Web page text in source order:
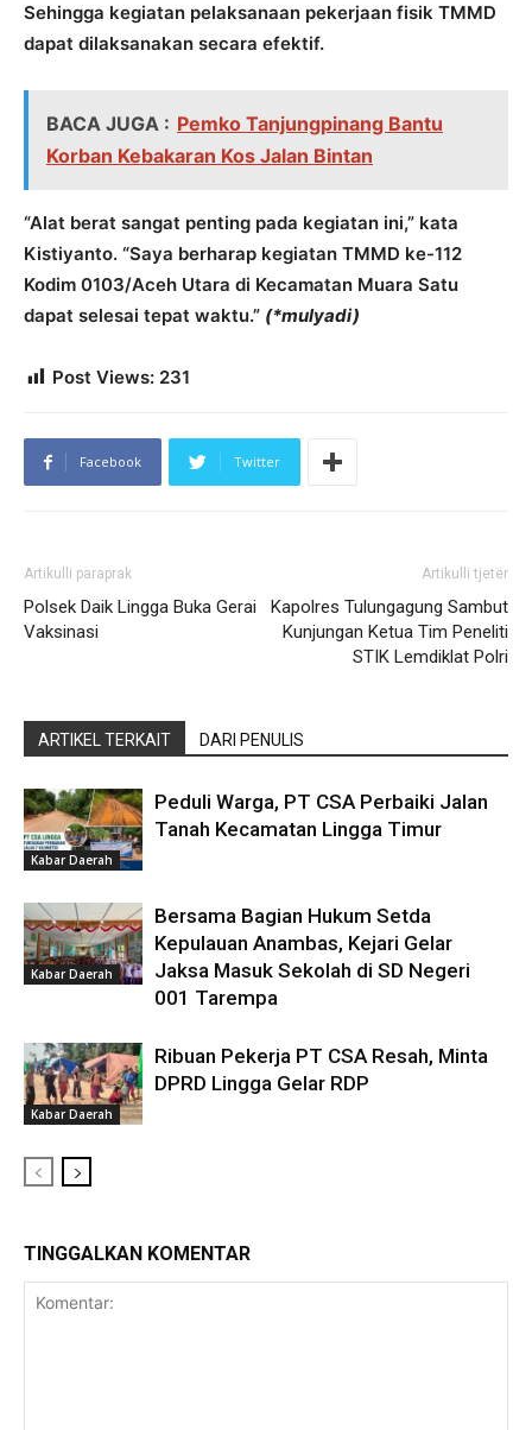
Sehingga kegiatan pelaksanaan pekerjaan fisik TMMD
dapat dilaksanakan secara efektif.
BACA JUGA : Pemko Tanjungpinang Bantu
Korban Kebakaran Kos Jalan Bintan
“Alat berat sangat penting pada kegiatan ini,” kata
Kistiyanto. “Saya berharap kegiatan TMMD ke-112
Kodim 0103/Aceh Utara di Kecamatan Muara Satu
dapat selesai tepat waktu.” (*mulyadi)
Post Views: 231
Facebook Twitter
Artikulli paraprak
Polsek Daik Lingga Buka Gerai
Vaksinasi
Artikulli tjetër
Kapolres Tulungagung Sambut
Kunjungan Ketua Tim Peneliti
STIK Lemdiklat Polri
ARTIKEL TERKAIT DARI PENULIS
Kabar Daerah
Peduli Warga, PT CSA Perbaiki Jalan
Tanah Kecamatan Lingga Timur
Kabar Daerah
Bersama Bagian Hukum Setda
Kepulauan Anambas, Kejari Gelar
Jaksa Masuk Sekolah di SD Negeri
001 Tarempa
Kabar Daerah
Ribuan Pekerja PT CSA Resah, Minta
DPRD Lingga Gelar RDP
TINGGALKAN KOMENTAR